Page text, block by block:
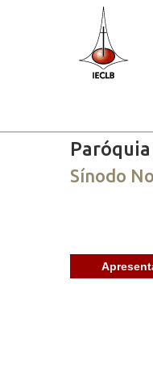
Sínodo